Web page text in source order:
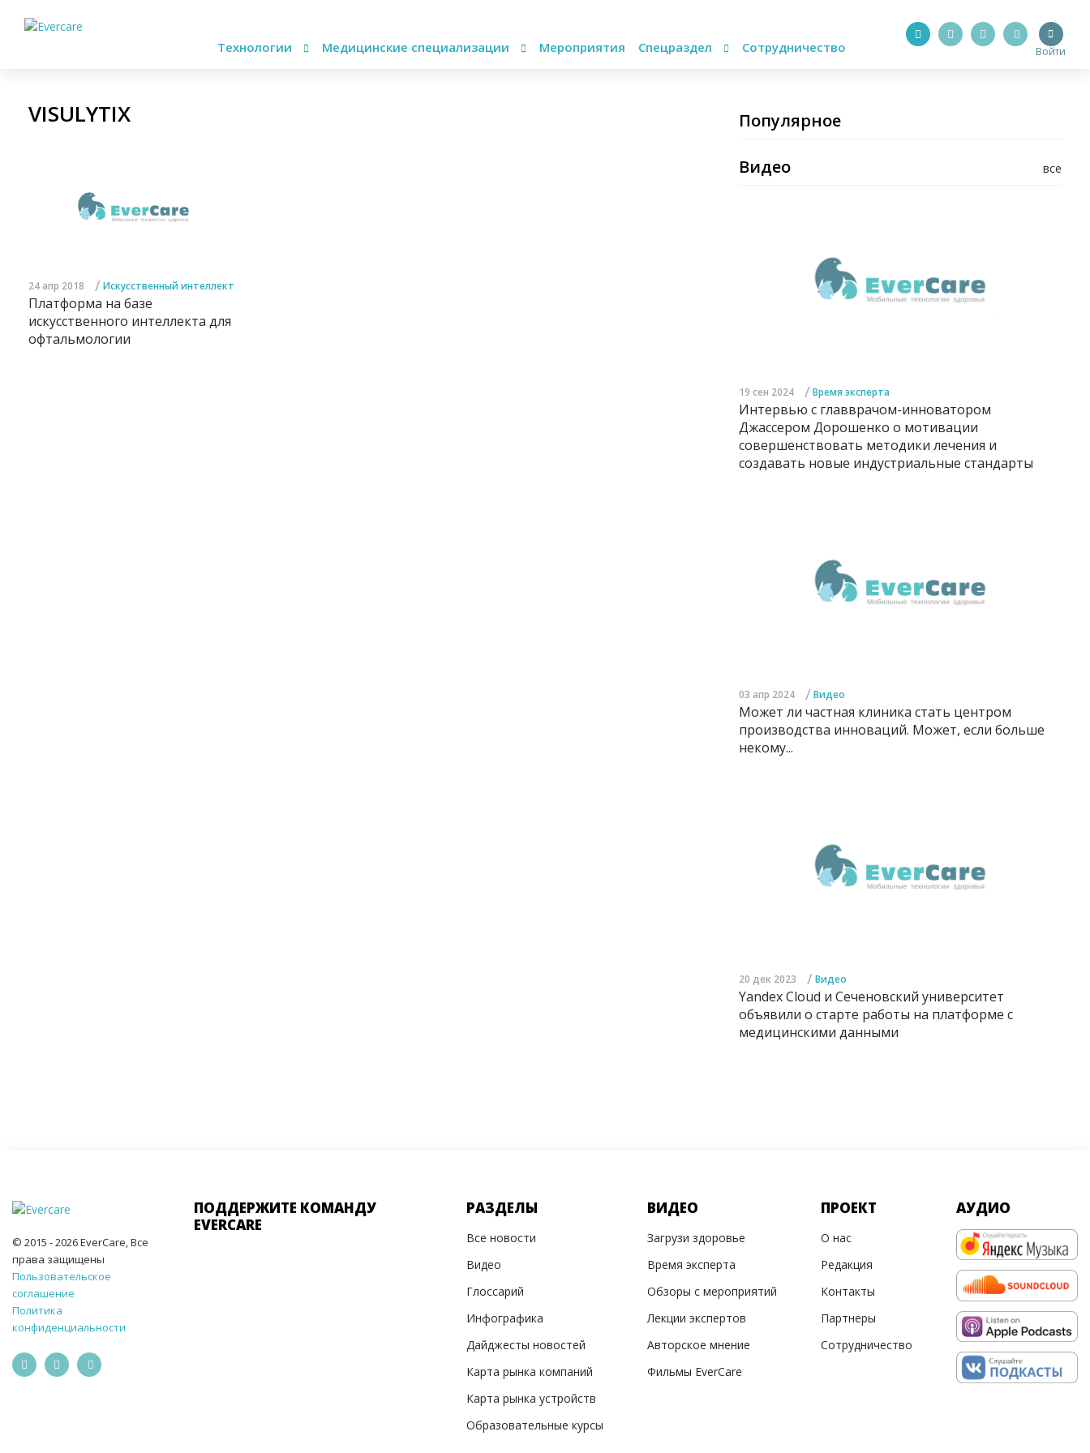
Технологии Медицинские специализации Мероприятия Спецраздел Сотрудничество Войти
VISULYTIX
24 апр 2018 / Искусственный интеллект
Платформа на базе
искусственного интеллекта для
офтальмологии
Популярное
все
Видео
19 сен 2024 / Время эксперта
Интервью с главврачом-инноватором
Джассером Дорошенко о мотивации
совершенствовать методики лечения и
создавать новые индустриальные стандарты
03 апр 2024 / Видео
Может ли частная клиника стать центром
производства инноваций. Может, если больше
некому...
20 дек 2023 / Видео
Yandex Cloud и Сеченовский университет
объявили о старте работы на платформе с
медицинскими данными
© 2015 - 2026 EverCare, Все
права защищены
Пользовательское
соглашение
Политика
конфиденциальности
ПОДДЕРЖИТЕ КОМАНДУ
EVERCARE
РАЗДЕЛЫ
Все новости
Видео
Глоссарий
Инфографика
Дайджесты новостей
Карта рынка компаний
Карта рынка устройств
Образовательные курсы
ВИДЕО
Загрузи здоровье
Время эксперта
Обзоры с мероприятий
Лекции экспертов
Авторское мнение
Фильмы EverCare
ПРОЕКТ
О нас
Редакция
Контакты
Партнеры
Сотрудничество
АУДИО